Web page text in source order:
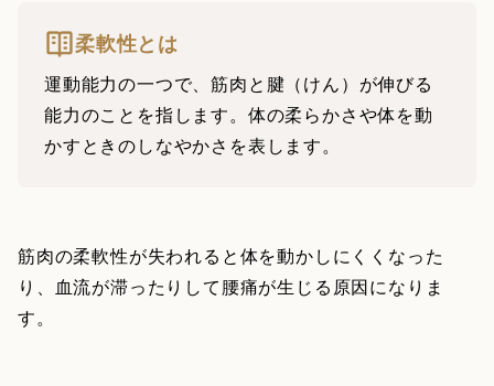
柔軟性とは
運動能力の一つで、筋肉と腱（けん）が伸びる
能力のことを指します。体の柔らかさや体を動
かすときのしなやかさを表します。
筋肉の柔軟性が失われると体を動かしにくくなった
り、血流が滞ったりして腰痛が生じる原因になりま
す。